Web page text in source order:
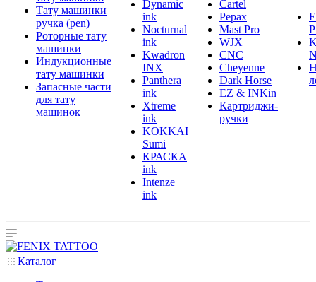
Тату машинки
ручка (pen)
Роторные тату
машинки
Индукционные
тату машинки
Запасные части
для тату
машинок
Dynamic
ink
Nocturnal
ink
Kwadron
INX
Panthera
ink
Xtreme
ink
KOKKAI
Sumi
КРАСКА
ink
Intenze
ink
Cartel
Pepax
Mast Pro
WJX
CNC
Cheyenne
Dark Horse
EZ & INKin
Картриджи-
ручки
Каталог